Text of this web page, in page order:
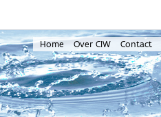
Home Over CIW Contact